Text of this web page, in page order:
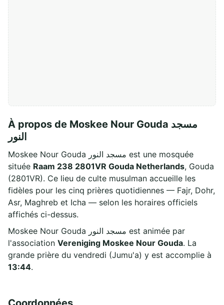
À propos de Moskee Nour Gouda مسجد
النور
Moskee Nour Gouda مسجد النور est une mosquée
située Raam 238 2801VR Gouda Netherlands, Gouda
(2801VR). Ce lieu de culte musulman accueille les
fidèles pour les cinq prières quotidiennes — Fajr, Dohr,
Asr, Maghreb et Icha — selon les horaires officiels
affichés ci-dessus.
Moskee Nour Gouda مسجد النور est animée par
l'association Vereniging Moskee Nour Gouda. La
grande prière du vendredi (Jumu'a) y est accomplie à
13:44.